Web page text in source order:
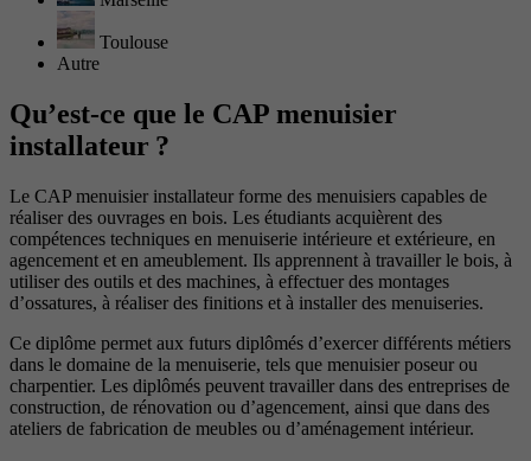
Toulouse
Autre
Qu’est-ce que le CAP menuisier
installateur ?
Le CAP menuisier installateur forme des menuisiers capables de
réaliser des ouvrages en bois. Les étudiants acquièrent des
compétences techniques en menuiserie intérieure et extérieure, en
agencement et en ameublement. Ils apprennent à travailler le bois, à
utiliser des outils et des machines, à effectuer des montages
d’ossatures, à réaliser des finitions et à installer des menuiseries.
Ce diplôme permet aux futurs diplômés d’exercer différents métiers
dans le domaine de la menuiserie, tels que menuisier poseur ou
charpentier. Les diplômés peuvent travailler dans des entreprises de
construction, de rénovation ou d’agencement, ainsi que dans des
ateliers de fabrication de meubles ou d’aménagement intérieur.